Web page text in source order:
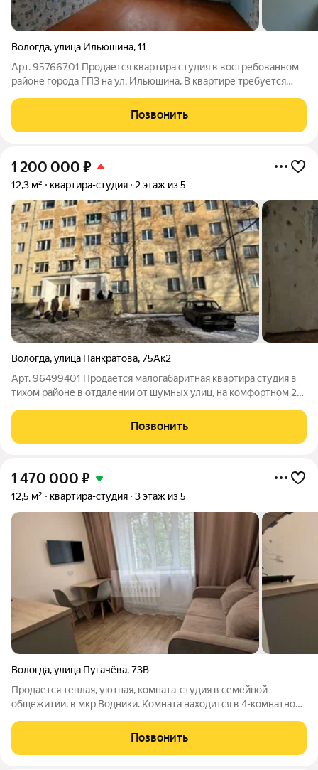
Вологда,улица Ильюшина,11
Арт. 95766701 Продается квартира студия в востребованном
районе города ГПЗ на ул. Ильюшина. В квартире требуется
кабины. Водоснабжение холодное и горячее. В квартире очень
тепло. В шаговой
Позвонить
1 200 000 ₽
12,3 м² квартира-студия 2 этаж из 5
Вологда,улица Панкратова,75Ак2
Арт. 96499401 Продается малогабаритная квартира студия в
тихом районе в отдалении от шумных улиц, на комфортном 2
косметического ремонта. СУ - раздельный, холодное и горячее
водоснабжение. Рядом магазин
Позвонить
1 470 000 ₽
12,5 м² квартира-студия 3 этаж из 5
Вологда,улица Пугачёва,73В
Продается теплая, уютная, комната-студия в семейной
общежитии, в мкр Водники. Комната находится в 4-комнатной
комнатах живут на постоянной основе семейные пары. Во
дворе- возможность
Позвонить